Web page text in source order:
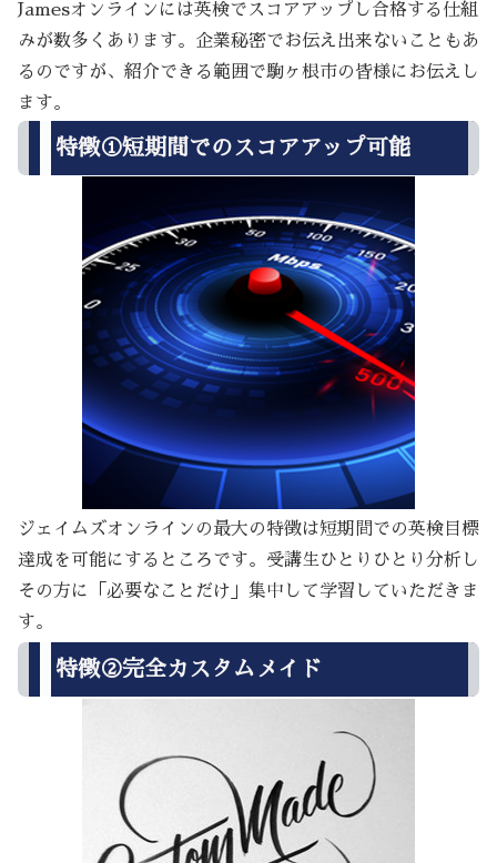
Jamesオンラインには英検でスコアアップし合格する仕組
みが数多くあります。企業秘密でお伝え出来ないこともあ
るのですが、紹介できる範囲で駒ヶ根市の皆様にお伝えし
ます。
特徴①短期間でのスコアアップ可能
ジェイムズオンラインの最大の特徴は短期間での英検目標
達成を可能にするところです。受講生ひとりひとり分析し
その方に「必要なことだけ」集中して学習していただきま
す。
特徴②完全カスタムメイド